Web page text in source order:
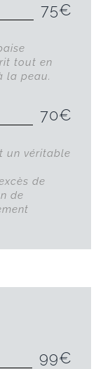
75€
tout en
la peau.
70€
un véritable
de
de
99€